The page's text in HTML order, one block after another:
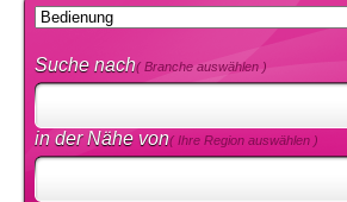
Suche nach( Branche auswählen )
in der Nähe von( Ihre Region auswählen )